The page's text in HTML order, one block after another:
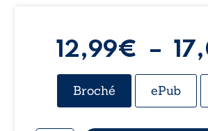
12,99€ –
Broché ePub